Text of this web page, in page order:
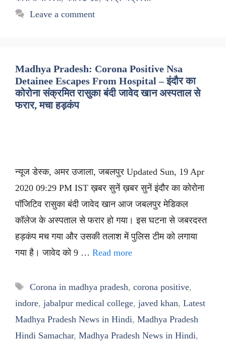
Leave a comment
Madhya Pradesh: Corona Positive Nsa
Detainee Escapes From Hospital – इंदौर का
कोरोना संक्रमित रासुका बंदी जावेद खान अस्पताल से
फरार, मचा हड़कंप
न्यूज डेस्क, अमर उजाला, जबलपुर Updated Sun, 19 Apr
2020 09:29 PM IST ख़बर सुनें ख़बर सुनें इंदौर का कोरोना
पॉजिटिव रासुका बंदी जावेद खान आज जबलपुर मेडिकल
कॉलेज के अस्पताल से फरार हो गया। इस घटना से जबरदस्त
हड़कंप मच गया और उसकी तलाश में पुलिस टीम को लगाया
गया है। जावेद को 9 … Read more
Tags
Corona in madhya pradesh, corona positive,
indore, jabalpur medical college, javed khan, Latest
Madhya Pradesh News in Hindi, Madhya Pradesh
Hindi Samachar, Madhya Pradesh News in Hindi,